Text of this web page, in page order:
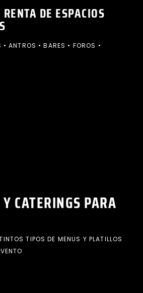
DE ESPACIOS
• ANTROS • BARES • FOROS •
CATERINGS PARA
TIPOS DE MENUS Y PLATILLOS